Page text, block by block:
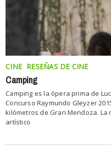
CINE RESEÑAS DE CINE
Camping
Camping es la ópera prima de
Concurso Raymundo Gleyzer
kilómetros de Gran Mendoza.
artístico